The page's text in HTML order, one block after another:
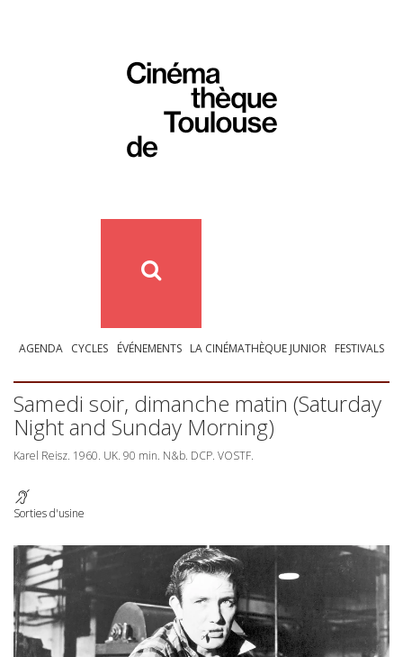
AGENDA CYCLES ÉVÉNEMENTS LA CINÉMATHÈQUE JUNIOR FESTIVALS
Samedi soir, dimanche matin (Saturday
Night and Sunday Morning)
Karel Reisz. 1960. UK. 90 min. N&b. DCP. VOSTF.
Sorties d'usine